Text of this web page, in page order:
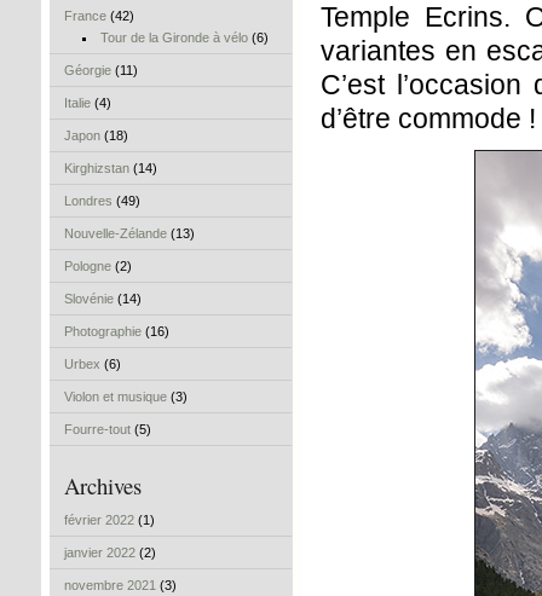
France (42)
Tour de la Gironde à vélo(6)
Géorgie (11)
Italie (4)
Japon (18)
Kirghizstan (14)
Londres (49)
Nouvelle-Zélande (13)
Pologne (2)
Slovénie (14)
Photographie (16)
Urbex (6)
Violon et musique (3)
Fourre-tout (5)
Archives
février 2022 (1)
janvier 2022 (2)
novembre 2021 (3)
Temple Ecrins.
variantes en
C’est
d’être commode !